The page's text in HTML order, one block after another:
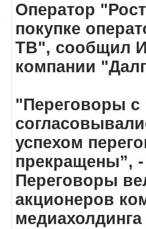
Оператор
покупке
ТВ", сообщил
компании
"Переговоры с
успехом
прекращены”,
Переговоры
акционеров